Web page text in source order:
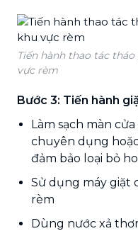
Tiến hành thao tác
vực rèm
Bước 3: Tiến hành
Làm sạch màn
chuyên dụng
đảm bảo loại bỏ
Sử dụng máy giặt
rèm
Dùng nước xả